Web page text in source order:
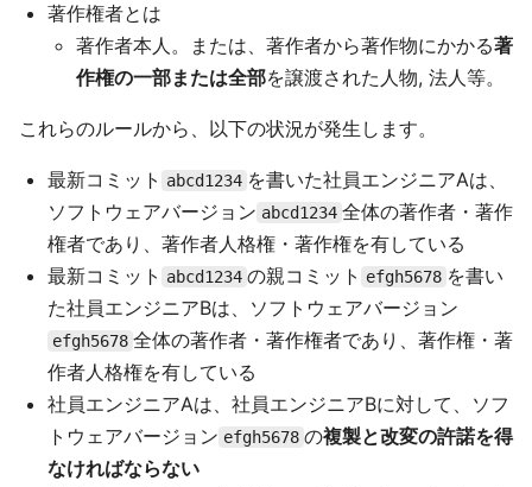
著作権者とは
著作者本人。または、著作者から著作物にかかる著
作権の一部または全部を譲渡された人物, 法人等。
これらのルールから、以下の状況が発生します。
最新コミット abcd1234 を書いた社員エンジニアAは、
ソフトウェアバージョン abcd1234 全体の著作者・著作
権者であり、著作者人格権・著作権を有している
最新コミット abcd1234 の親コミット efgh5678 を書い
た社員エンジニアBは、ソフトウェアバージョン
efgh5678 全体の著作者・著作権者であり、著作権・著
作者人格権を有している
社員エンジニアAは、社員エンジニアBに対して、ソフ
トウェアバージョン efgh5678 の複製と改変の許諾を得
なければならない